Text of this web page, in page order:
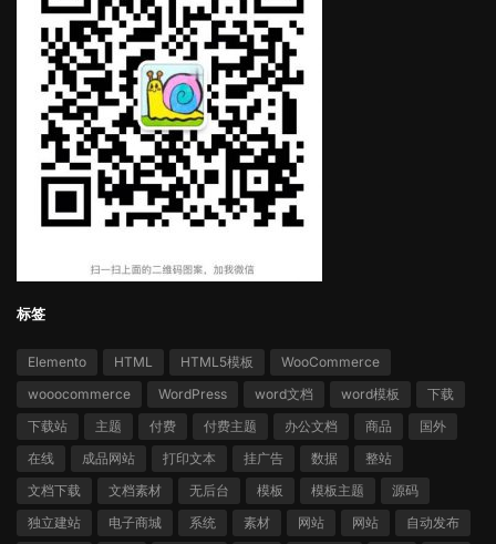
标签
Elemento HTML HTML5模板
WooCommerce
wooocommerce
WordPress word文档 word模板
下载
下载站
主题 付费 付费主题 办公文档 商品
国外
在线
成品网站 打印文本 挂广告 数据
整站
文档下载
文档素材 无后台 模板 模板主题
源码
独立建站
电子商城 系统 素材 网站 网站 自动发布